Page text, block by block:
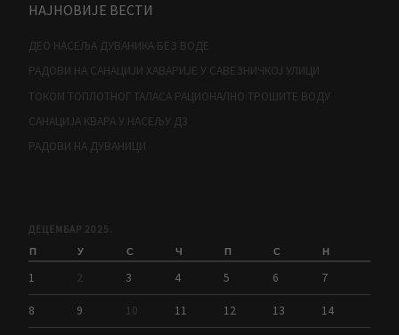
НАЈНОВИЈЕ ВЕСТИ
ДЕО НАСЕЉА ДУВАНИКА БЕЗ ВОДЕ
РАДОВИ НА САНАЦИЈИ ХАВАРИЈЕ У САВЕЗНИЧКОЈ УЛИЦИ
ТОКОМ ТОПЛОТНОГ ТАЛАСА РАЦИОНАЛНО ТРОШИТЕ ВОДУ
САНАЦИЈА КВАРА У НАСЕЉУ Д3
РАДОВИ НА ДУВАНИЦИ
ДЕЦЕМБАР 2025.
П У С Ч П С Н
1 2 3 4 5 6 7
8 9 10 11 12 13 14